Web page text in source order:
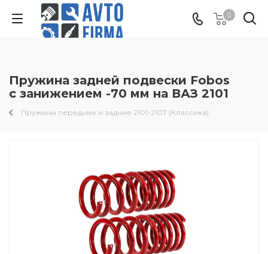
0
Пружина задней подвески Fobos
с занижением -70 мм на ВАЗ 2101
Пружины передние и задние 2101-2107 (Классика)